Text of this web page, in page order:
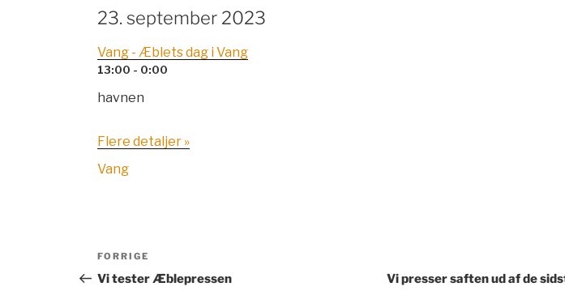
23. september 2023
Vang - Æblets dag i Vang
13:00 - 0:00
havnen
Flere detaljer »
Vang
Indlægsnavigation
Forrige
indlæg
FORRIGE
Vi tester Æblepressen Vi presser saften ud af de